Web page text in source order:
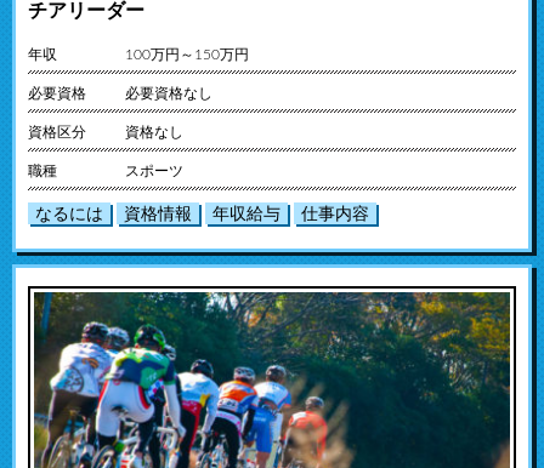
チアリーダー
年収 100万円～150万円
必要資格 必要資格なし
資格区分 資格なし
職種 スポーツ
なるには 資格情報 年収給与 仕事内容